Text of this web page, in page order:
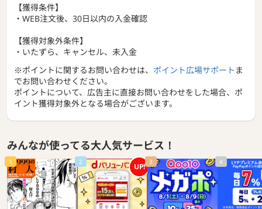
【獲得条件】
・WEB注文後、30日以内の入金確認
【獲得対象外条件】
・いたずら、キャンセル、未入金
※ポイントに関するお問い合わせは、 ポイント広場サポート ま
でお問い合わせください。
ポイントについて、広告主に直接お問い合わせをした場合、ポ
イント獲得対象外となる場合がございます。
みんなが使ってる大人気サービス！
1 2 UP! 3 4